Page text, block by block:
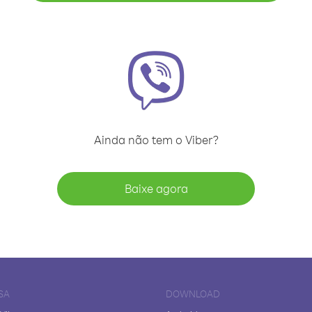
Ainda não tem o Viber?
Baixe agora
DOWNLOAD